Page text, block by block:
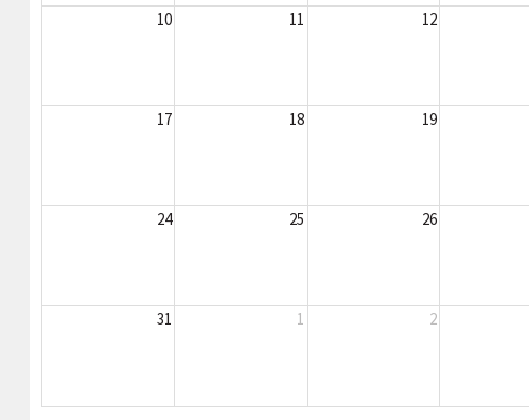
10 11 12
17 18 19
24 25 26
31 1 2